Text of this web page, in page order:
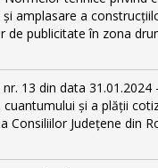
amplasare a
de publicitate în zona
13 din data 31.01.2024
și a plății
Consiliilor Județene din